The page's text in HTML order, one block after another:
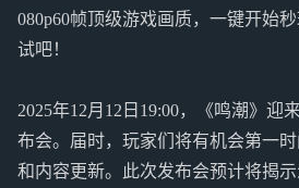
080p60帧顶级游戏画质，一键开始
试吧！
2025年12月12日19:00，《鸣潮》迎
布会。届时，玩家们将有机会第一
和内容更新。此次发布会预计将揭